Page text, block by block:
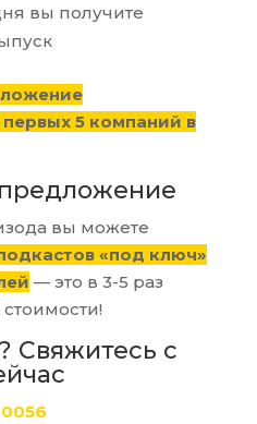
вы получите
5 компаний в
вы можете
«под ключ»
— это в 3-5 раз
Свяжитесь с
0056